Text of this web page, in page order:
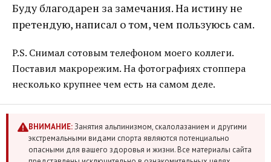
Буду благодарен за замечания. На истину не
претендую, написал о том, чем пользуюсь сам.
P.S. Снимал сотовым телефоном моего коллеги.
Поставил макрорежим. На фотографиях стоппера
несколько крупнее чем есть на самом деле.
ВНИМАНИЕ:Занятия альпинизмом, скалолазанием и другими
экстремальными видами спорта являются потенциально
опасными для вашего здоровья и жизни. Все материалы сайта